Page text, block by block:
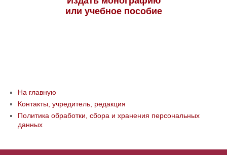
или учебное пособие
На главную
Контакты, учредитель, редакция
Политика обработки, сбора и хранения персональных
данных